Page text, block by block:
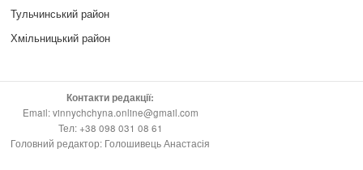
Тульчинський район
Хмільницький район
Контакти редакції:
Email: vinnychchyna.online@gmail.com
Тел: +38 098 031 08 61
Головний редактор: Голошивець Анастасія